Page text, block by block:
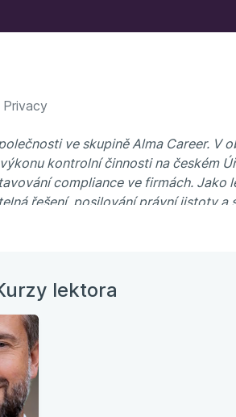
ve skupině Alma Career. V
kontrolní činnosti na českém
compliance ve firmách.
řešení, posilování právní jistoty a
lektora